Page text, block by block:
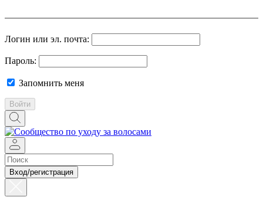
Логин или эл. почта:
Пароль:
Запомнить меня
Войти
Вход/регистрация